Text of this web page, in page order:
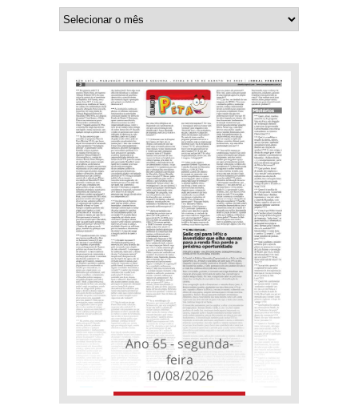
Ano 65 - segunda-
feira
10/08/2026